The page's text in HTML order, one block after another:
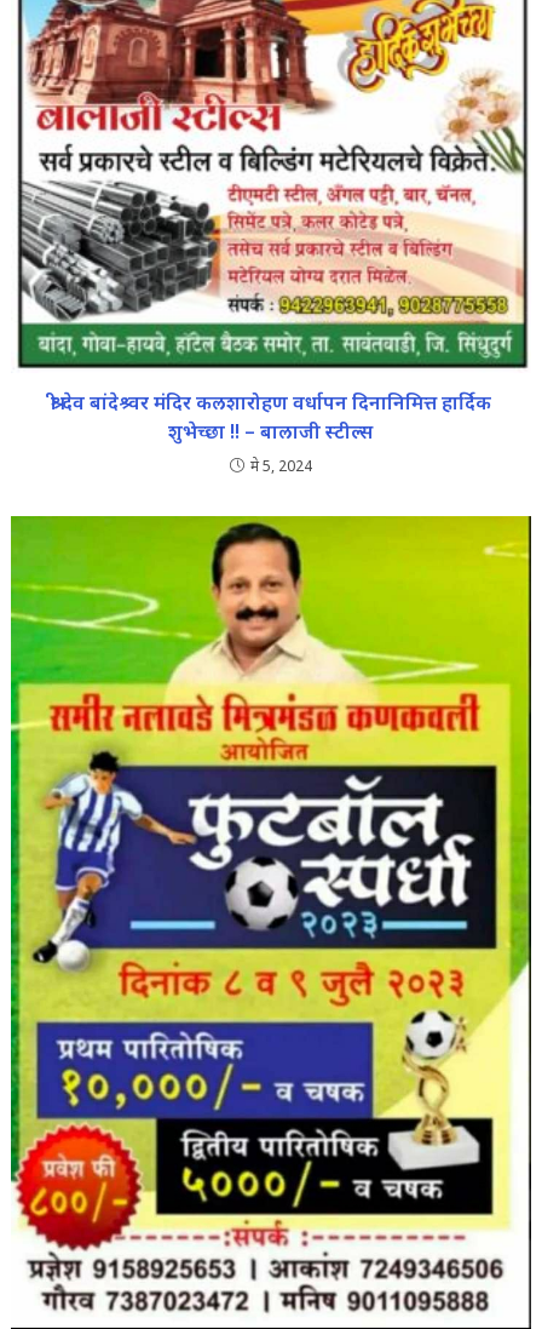
श्री देव बांदेश्र्वर मंदिर कलशारोहण वर्धापन दिनानिमित्त हार्दिक
शुभेच्छा !! – बालाजी स्टील्स
मे 5, 2024